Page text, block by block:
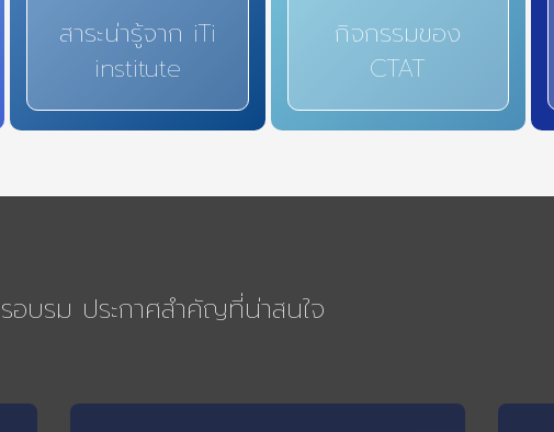
สาระน่ารู้จาก iTi
institute
กิจกรรมของ
CTAT
อบรม ประกาศสำคัญที่น่าสนใจ